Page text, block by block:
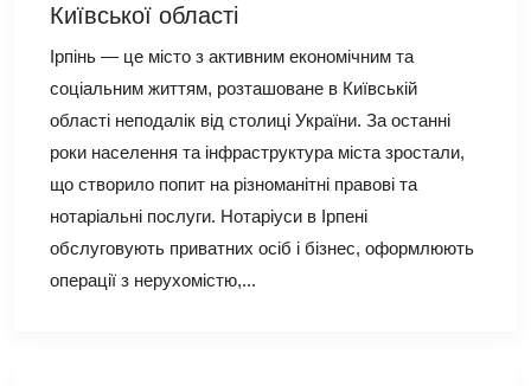
Київської області
Ірпінь — це місто з активним економічним та
соціальним життям, розташоване в Київській
області неподалік від столиці України. За останні
роки населення та інфраструктура міста зростали,
що створило попит на різноманітні правові та
нотаріальні послуги. Нотаріуси в Ірпені
обслуговують приватних осіб і бізнес, оформлюють
операції з нерухомістю,...